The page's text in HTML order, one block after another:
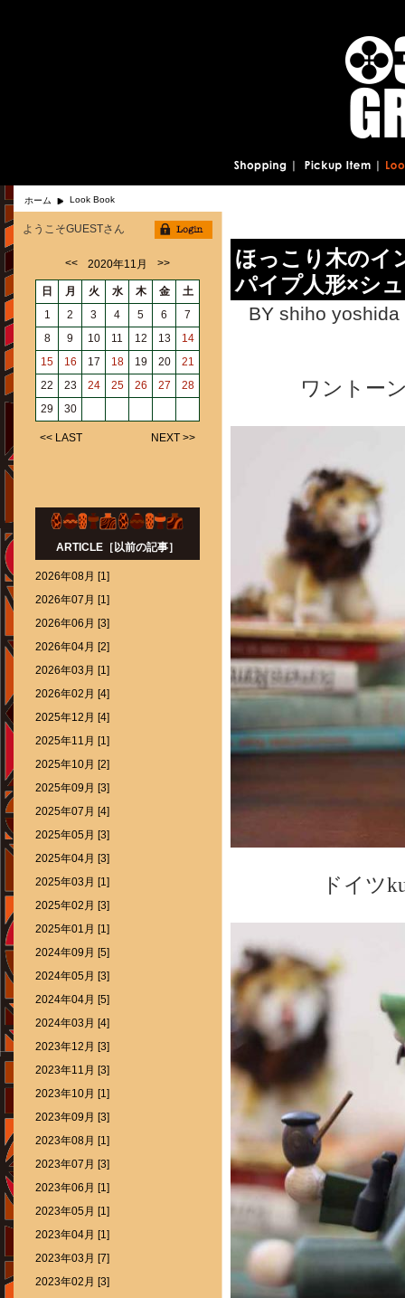
ホーム Look Book
ほっこり木の
パイプ人形×シ
BY shiho
ワントー
ドイツ
ようこそGUESTさん
<< 2020年11月 >>
日 月 火 水 木 金
土
1
2 3 4 5 6
7
8
9 10 11 12 13
14
15
16 17 18 19 20
21
22
23 24 25 26 27
28
29
30
<< LAST NEXT >>
ARTICLE［以前の記事］
2026年08月 [1]
2026年07月 [1]
2026年06月 [3]
2026年04月 [2]
2026年03月 [1]
2026年02月 [4]
2025年12月 [4]
2025年11月 [1]
2025年10月 [2]
2025年09月 [3]
2025年07月 [4]
2025年05月 [3]
2025年04月 [3]
2025年03月 [1]
2025年02月 [3]
2025年01月 [1]
2024年09月 [5]
2024年05月 [3]
2024年04月 [5]
2024年03月 [4]
2023年12月 [3]
2023年11月 [3]
2023年10月 [1]
2023年09月 [3]
2023年08月 [1]
2023年07月 [3]
2023年06月 [1]
2023年05月 [1]
2023年04月 [1]
2023年03月 [7]
2023年02月 [3]